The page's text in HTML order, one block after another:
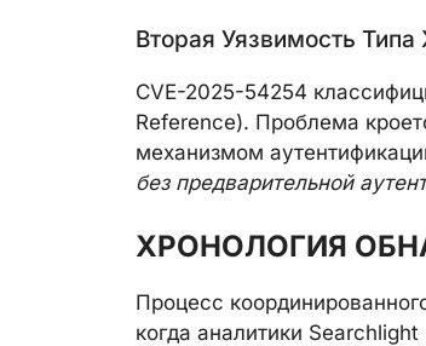
Вторая Уязвимость Типа
CVE-2025-54254
Reference). Проблема
механизмом
без предварительной
ХРОНОЛОГИЯ
Процесс
когда аналитики